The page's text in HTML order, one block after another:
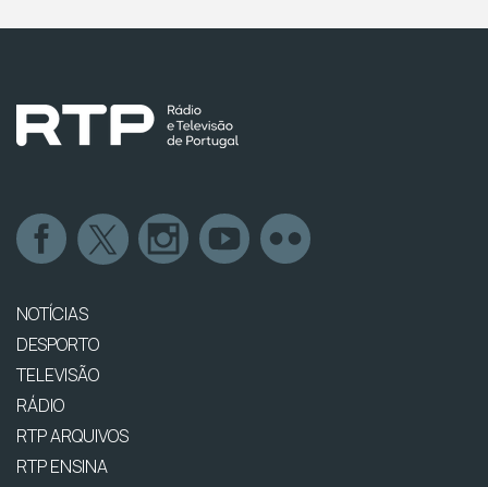
NOTÍCIAS
DESPORTO
TELEVISÃO
RÁDIO
RTP ARQUIVOS
RTP ENSINA